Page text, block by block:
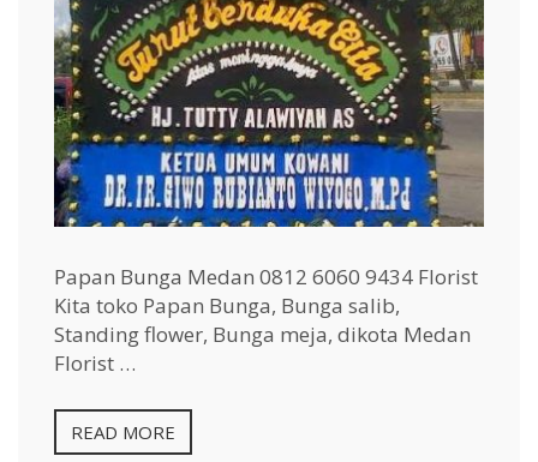
Papan Bunga Medan 0812 6060 9434 Florist
Kita toko Papan Bunga, Bunga salib,
Standing flower, Bunga meja, dikota Medan
Florist …
READ MORE